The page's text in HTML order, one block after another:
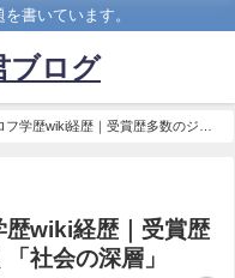
書いています。
ブログ
学歴wiki経歴｜受賞歴多数のジャ
歴wiki経歴｜受賞歴
社会の深層」